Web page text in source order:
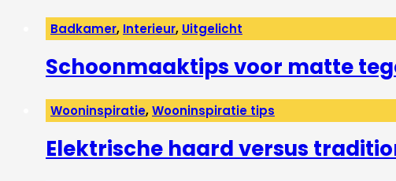
Badkamer, Interieur, Uitgelicht
Schoonmaaktips voor matte
Wooninspiratie,Wooninspiratie tips
Elektrische haard versus